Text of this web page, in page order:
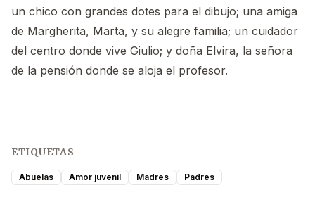
un chico con grandes dotes para el dibujo; una amiga
de Margherita, Marta, y su alegre familia; un cuidador
del centro donde vive Giulio; y doña Elvira, la señora
de la pensión donde se aloja el profesor.
ETIQUETAS
Abuelas Amor juvenil Madres Padres